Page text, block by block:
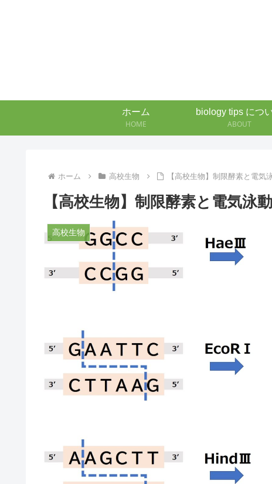
ホーム
HOME
biology tips につ
ABOUT
ホーム 高校生物 【高校生物】制限酵素と電気
【高校生物】制限酵素と電気泳動
高校生物